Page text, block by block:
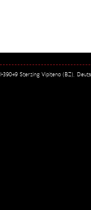
I-39049 Sterzing Vipiteno (BZ),